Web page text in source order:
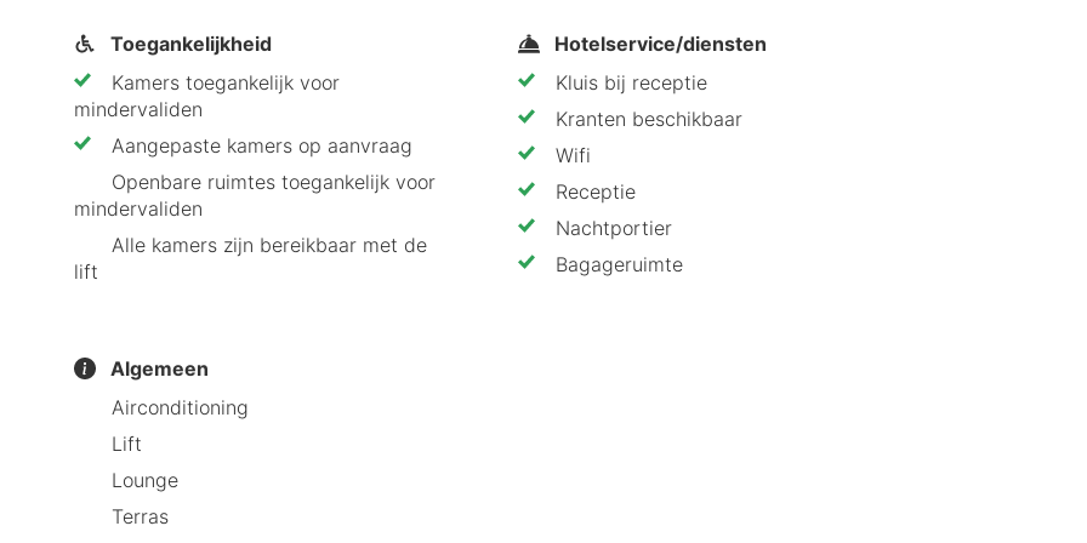
de la Couronne Liège aanbeveelt
Liège zou moeten kiezen:
goed te beginnen.
te verkennen.
voor een stedentrip of een zakenreis. Dankzij de centrale ligging en uitstekende
is het hotel een ideale keuze voor zowel toeristen als zakenreizigers. Boek nu en
uitvalsbasis is voor jouw verblijf in Luik. Boek vanaf slechts 88 € in augustus 2026.
Toegankelijkheid
mindervaliden
Aangepaste kamers op aanvraag
mindervaliden
Alle kamers zijn bereikbaar met de
lift
Algemeen
Airconditioning
Lift
Lounge
Terras
Hotelservice/diensten
Kluis bij receptie
Kranten beschikbaar
Wifi
Receptie
Nachtportier
Bagageruimte